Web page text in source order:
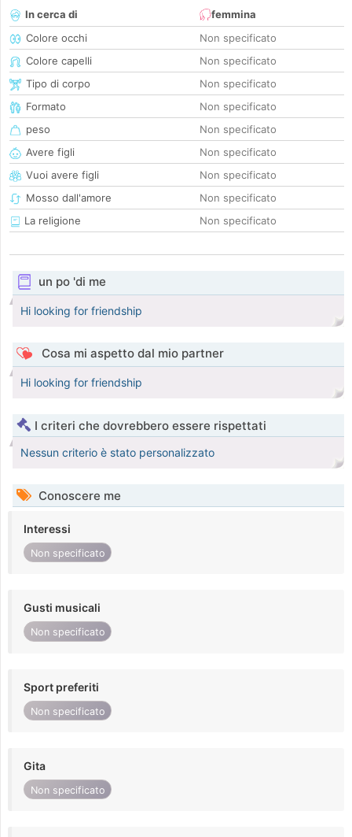
In cerca di
femmina
Colore occhi
Non specificato
Colore capelli
Non specificato
Tipo di corpo
Non specificato
Formato
Non specificato
peso
Non specificato
Avere figli
Non specificato
Vuoi avere figli
Non specificato
Mosso dall'amore
Non specificato
La religione
Non specificato
un po 'di me
Hi looking for friendship
Cosa mi aspetto dal mio partner
Hi looking for friendship
I criteri che dovrebbero essere rispettati
Nessun criterio è stato personalizzato
Conoscere me
Interessi
Non specificato
Gusti musicali
Non specificato
Sport preferiti
Non specificato
Gita
Non specificato